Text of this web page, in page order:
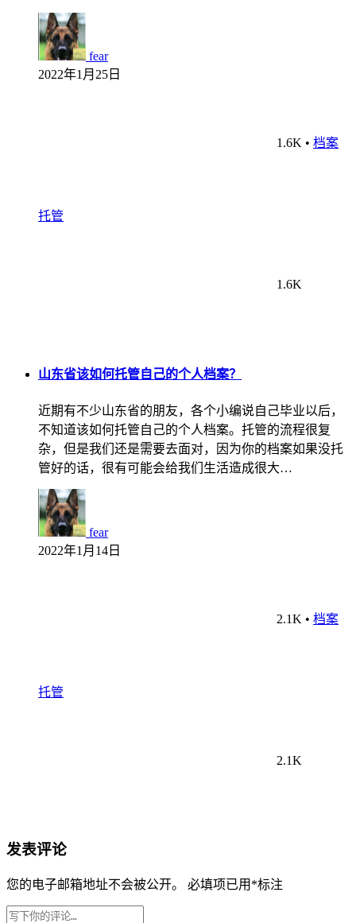
fear
2022年1月25日
1.6K • 档案
托管
1.6K
山东省该如何托管自己的个人档案？
近期有不少山东省的朋友，各个小编说自己毕业以后，
不知道该如何托管自己的个人档案。托管的流程很复
杂，但是我们还是需要去面对，因为你的档案如果没托
管好的话，很有可能会给我们生活造成很大…
fear
2022年1月14日
2.1K • 档案
托管
2.1K
发表评论
您的电子邮箱地址不会被公开。 必填项已用 *标注